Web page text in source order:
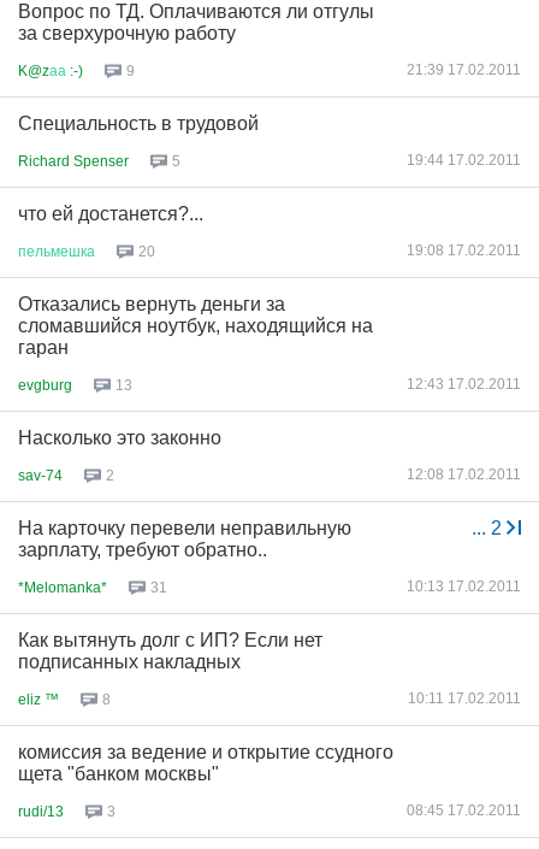
Вопрос по ТД. Оплачиваются ли отгулы
за сверхурочную работу
K@zаа :-) 9 21:39 17.02.2011
Специальность в трудовой
Richard Spenser 5 19:44 17.02.2011
что ей достанется?...
пельмешка 20 19:08 17.02.2011
Отказались вернуть деньги за
сломавшийся ноутбук, находящийся на
гаран
evgburg 13 12:43 17.02.2011
Насколько это законно
sav-74 2 12:08 17.02.2011
... 2
На карточку перевели неправильную
зарплату, требуют обратно..
*Melomanka* 31 10:13 17.02.2011
Как вытянуть долг с ИП? Если нет
подписанных накладных
eliz ™ 8 10:11 17.02.2011
комиссия за ведение и открытие ссудного
щета "банком москвы"
rudi/13 3 08:45 17.02.2011